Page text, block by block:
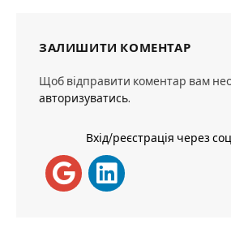
ЗАЛИШИТИ КОМЕНТАР
Щоб відправити коментар вам
авторизуватись.
Вхід/реєстрація через